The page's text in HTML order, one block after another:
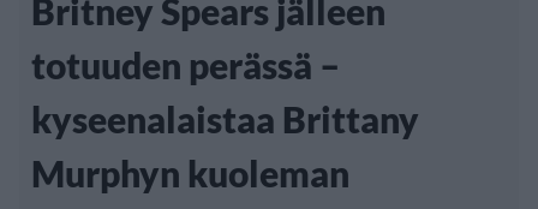
Britney Spears jälleen
totuuden perässä –
kyseenalaistaa Brittany
Murphyn kuoleman